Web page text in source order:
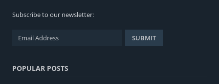
Subscribe to our newsletter:
POPULAR POSTS